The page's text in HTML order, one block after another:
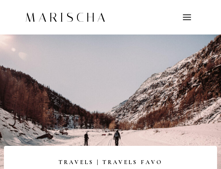
inhoud
MARISCHA
TRAVELS | TRAVELS FAVO